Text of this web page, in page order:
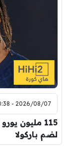
2026/08/07 - 20:38
115 مليون
لضم باركولا